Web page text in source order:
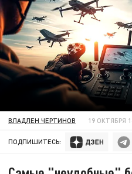
ВЛАДЛЕН ЧЕРТИНОВ 19 ОКТЯБРЯ
ПОДПИШИТЕСЬ: